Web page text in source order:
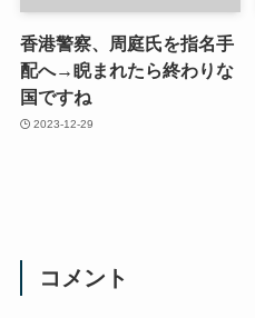
香港警察、周庭氏を指名手
配へ→睨まれたら終わりな
国ですね
2023-12-29
コメント